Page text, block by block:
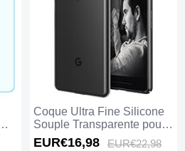
Coque Ultra Fine Silicone
Souple Transparente pour
Google Pixel 2 XL Clair
EUR€16,98 EUR€22,98